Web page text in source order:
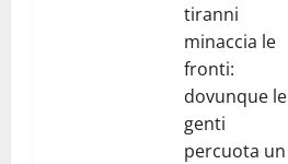
tiranni
minaccia le
fronti:
dovunque le
genti
percuota un